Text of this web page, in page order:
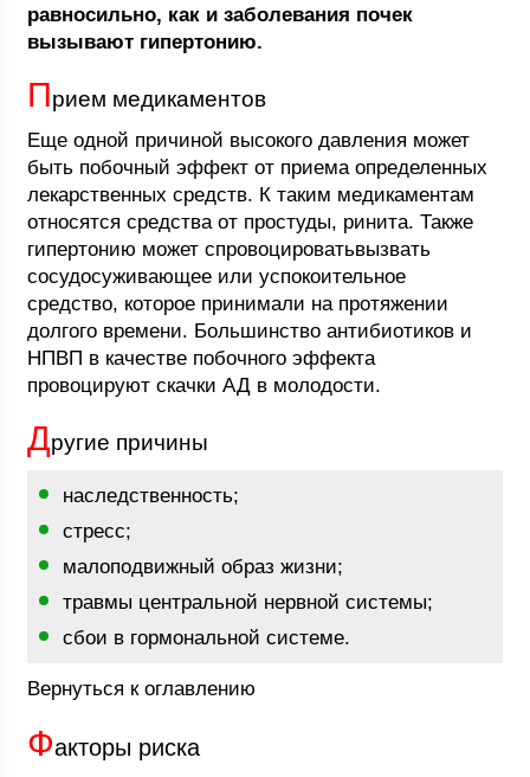
равносильно, как и заболевания почек
вызывают гипертонию.
Прием медикаментов
Еще одной причиной высокого давления может
быть побочный эффект от приема определенных
лекарственных средств. К таким медикаментам
относятся средства от простуды, ринита. Также
гипертонию может спровоцироватьвызвать
сосудосуживающее или успокоительное
средство, которое принимали на протяжении
долгого времени. Большинство антибиотиков и
НПВП в качестве побочного эффекта
провоцируют скачки АД в молодости.
Другие причины
наследственность;
стресс;
малоподвижный образ жизни;
травмы центральной нервной системы;
сбои в гормональной системе.
Вернуться к оглавлению
Факторы риска